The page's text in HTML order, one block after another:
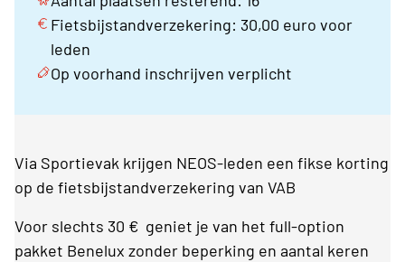
Fietsbijstandverzekering: 30,00 euro voor
leden
Op voorhand inschrijven verplicht
Via Sportievak krijgen NEOS-leden een fikse korting
op de fietsbijstandverzekering van VAB
Voor slechts 30 € geniet je van het full-option
pakket Benelux zonder beperking en aantal keren